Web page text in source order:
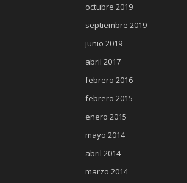
octubre 2019
septiembre 2019
junio 2019
abril 2017
febrero 2016
febrero 2015
enero 2015
mayo 2014
abril 2014
marzo 2014